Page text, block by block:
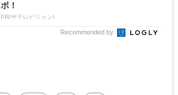
ボ！
PR(ザテレビジョン)
Recommended by